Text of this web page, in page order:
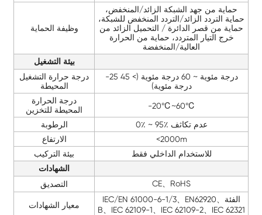
وظيفة الحماية
حماية من جهد الشبكة الزائد/المنخفض،
حماية التردد الزائد/التردد المنخفض للشبكة،
حماية من قصر الدائرة / التحميل الزائد من
خرج التيار المتردد، حماية من الحرارة
العالية/المنخفضة
بيئة التشغيل
درجة حرارة التشغيل
المحيطة
-25 درجة مئوية ~ 60 درجة مئوية (> 45
درجة مئوية)
درجة الحرارة
المحيطة للتخزين
-20℃~60℃
الرطوبة
0٪ ~ 95٪ عدم تكاثف
الارتفاع
<2000m
بيئة التركيب
للاستخدام الداخلي فقط
الشهادات
التصديق CE、RoHS
معيار الشهادات
IEC/EN 61000-6-1/3、EN62920、الفئة
B、IEC 62109-1、IEC 62109-2、IEC 62321